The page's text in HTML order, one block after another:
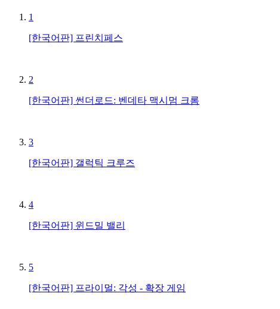
1
[한국어판] 프린치페스
2
[한국어판] 썬더로드: 벤데타 맥시멈 크롬
3
[한국어판] 갤럭틱 크루즈
4
[한국어판] 윈드밀 밸리
5
[한국어판] 프라이멀: 각성 - 확장 게임